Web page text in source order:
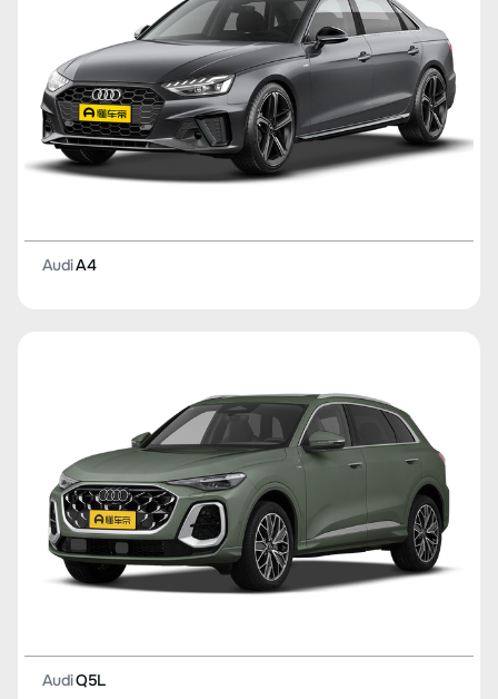
AudiA4
AudiQ5L